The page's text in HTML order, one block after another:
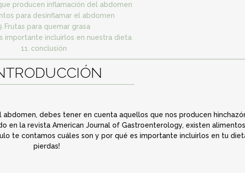
producen inflamación del abdomen
para desinflamar el abdomen
Frutas para quemar grasa
importante incluirlos en nuestra dieta
conclusión
debes tener en cuenta aquellos que nos producen
en la revista American Journal of Gastroenterology, existen
te contamos cuáles son y por qué es importante incluirlos en tu
pierdas!